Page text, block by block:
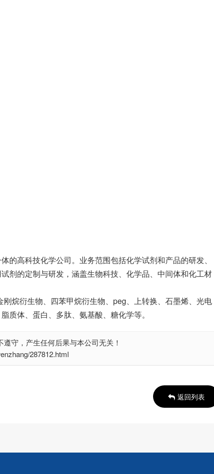
的高科技化学公司。业务范围包括化学试剂和产品的研发、
剂的定制与研发，涵盖生物科技、化学品、中间体和化工材
烷衍生物、四苯甲烷衍生物、peg、上转换、石墨烯、光电
质体、蛋白、多肽、氨基酸、糖化学等。
守，产生任何后果与本公司无关！
287812.html
返回列表